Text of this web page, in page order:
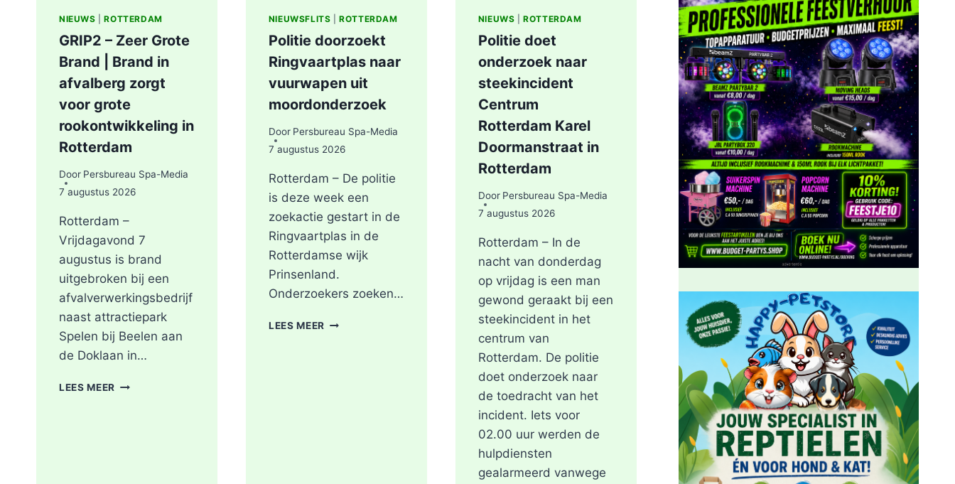
NIEUWS |ROTTERDAM
GRIP2 – Zeer Grote
Brand | Brand in
afvalberg zorgt
voor grote
rookontwikkeling in
Rotterdam
Door Persbureau Spa-Media
7 augustus 2026
Rotterdam –
Vrijdagavond 7
augustus is brand
uitgebroken bij een
afvalverwerkingsbedrijf
naast attractiepark
Spelen bij Beelen aan
de Doklaan in…
LEES MEER GRIP2
NIEUWSFLITS |ROTTERDAM
Politie doorzoekt
Ringvaartplas naar
vuurwapen uit
moordonderzoek
Door Persbureau Spa-Media
7 augustus 2026
Rotterdam – De politie
is deze week een
zoekactie gestart in de
Ringvaartplas in de
Rotterdamse wijk
Prinsenland.
Onderzoekers zoeken…
LEES MEER POLITIE
NIEUWS |ROTTERDAM
Politie doet
onderzoek naar
steekincident
Centrum
Rotterdam Karel
Doormanstraat in
Rotterdam
Door Persbureau Spa-Media
7 augustus 2026
Rotterdam – In de
nacht van donderdag
op vrijdag is een man
gewond geraakt bij een
steekincident in het
centrum van
Rotterdam. De politie
doet onderzoek naar
de toedracht van het
incident. Iets voor
02.00 uur werden de
hulpdiensten
gealarmeerd vanwege